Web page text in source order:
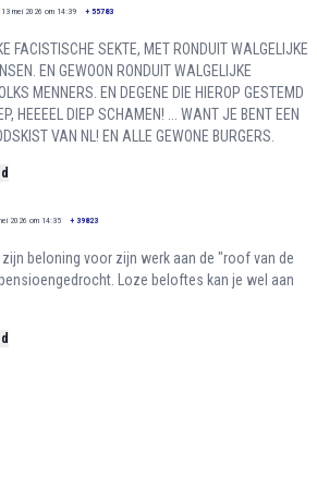
13 mei 2026 om 14:39 + 55783
FACISTISCHE SEKTE, MET RONDUIT WALGELIJKE
EN GEWOON RONDUIT WALGELIJKE
MENNERS. EN DEGENE DIE HIEROP GESTEMD
HEEEEL DIEP SCHAMEN! ... WANT JE BENT EEN
VAN NL! EN ALLE GEWONE BURGERS.
2026 om 14:35 + 39823
beloning voor zijn werk aan de "roof van de
Loze beloftes kan je wel aan